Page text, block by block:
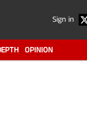
Sign in
OPINION